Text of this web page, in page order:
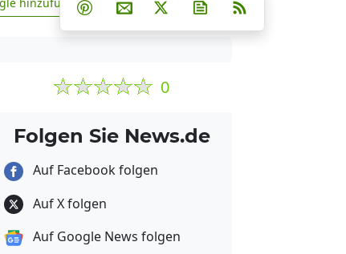
zu Google hinzufügen
Teilen auf Pinterest
Per E-Mail teilen
Post auf XNewsletter
0
Folgen Sie News.de
Auf Facebook folgen
Auf X folgen
Auf Google News folgen